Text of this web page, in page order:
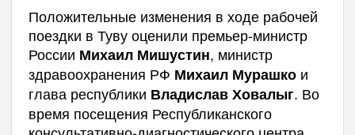
Положительные изменения в ходе рабочей
поездки в Туву оценили премьер-министр
России Михаил Мишустин, министр
здравоохранения РФ Михаил Мурашкои
глава республики Владислав Ховалыг. Во
время посещения Республиканского